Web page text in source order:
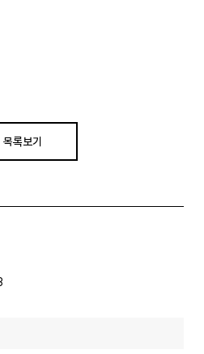
목록보기